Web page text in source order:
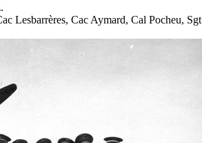
Lesbarrères, Cac Aymard, Cal Pocheu, Sgt